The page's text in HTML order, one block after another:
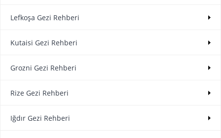
Lefkoşa Gezi Rehberi
Kutaisi Gezi Rehberi
Grozni Gezi Rehberi
Rize Gezi Rehberi
Iğdır Gezi Rehberi